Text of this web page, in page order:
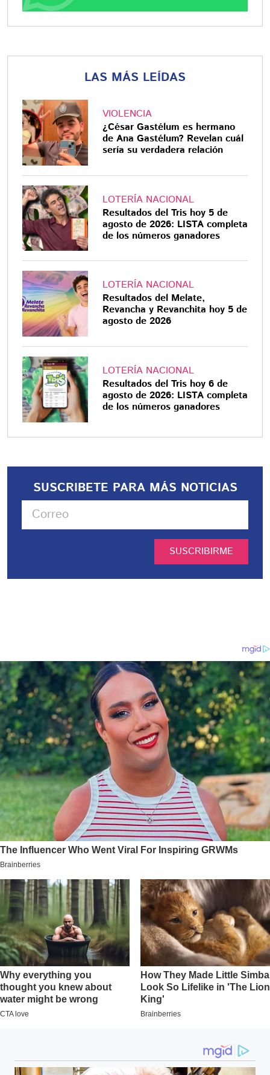
LAS MÁS LEÍDAS
VIOLENCIA
¿César Gastélum es hermano
de Ana Gastélum? Revelan cuál
sería su verdadera relación
LOTERÍA NACIONAL
Resultados del Tris hoy 5 de
agosto de 2026: LISTA completa
de los números ganadores
LOTERÍA NACIONAL
Resultados del Melate,
Revancha y Revanchita hoy 5 de
agosto de 2026
LOTERÍA NACIONAL
Resultados del Tris hoy 6 de
agosto de 2026: LISTA completa
de los números ganadores
SUSCRIBETE PARA MÁS NOTICIAS
SUSCRIBIRME